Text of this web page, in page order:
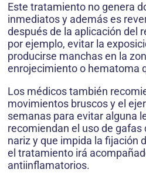
Este tratamiento no genera
inmediatos y además es
después de la aplicación del
por ejemplo, evitar la
producirse manchas en la
enrojecimiento o hematoma
Los médicos también
movimientos bruscos y el
semanas para evitar alguna
recomiendan el uso de gafas
nariz y que impida la fijación
el tratamiento irá
antiinflamatorios.